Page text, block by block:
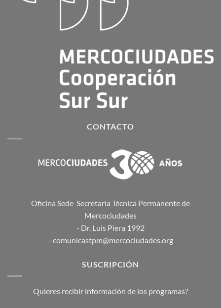
CONTACTO
Oficina Sede Secretaría Técnica Permanente de
Mercociudades
- Dr. Luis Piera 1992
- comunicastpm@mercociudades.org
SUSCRIPCIÓN
Quieres recibir información de los programas?